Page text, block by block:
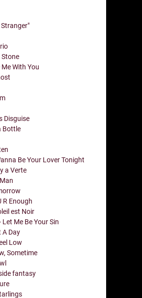
Stone
With You
Disguise
Bottle
Be Your Lover Tonight
a Verte
R Enough
est Noir
Me Be Your Sin
A Day
Low
Sometime
fantasy